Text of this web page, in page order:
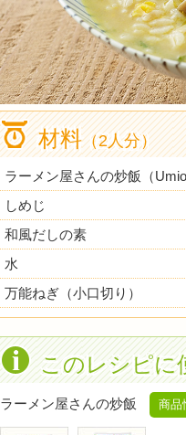
材料（2人分）
ラーメン屋さんの炒飯（
しめじ
和風だしの素
水
万能ねぎ（小口切り）
このレシピに
ラーメン屋さんの炒飯 商品